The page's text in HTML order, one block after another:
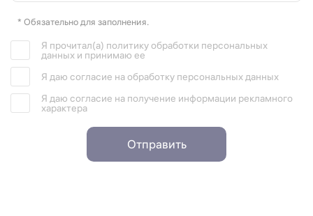
* Обязательно для заполнения.
Я прочитал(а) политику обработки персональных
данных и принимаю ее
Я даю согласие на обработку персональных данных
Я даю согласие на получение информации рекламного
характера
Отправить